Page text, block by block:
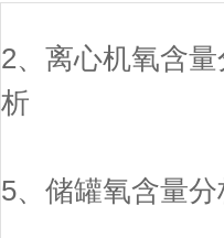
2、离心机氧含量
析
5、储罐氧含量分